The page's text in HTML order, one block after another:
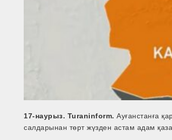
17-наурыз. Turaninform. Ауғанстанға
салдарынан төрт жүзден астам адам